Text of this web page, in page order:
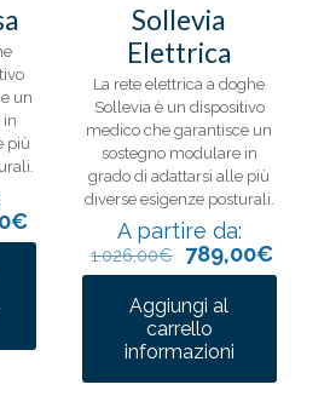
un
in
più
€
Sollevia
Elettrica
La rete elettrica a doghe
Sollevia è un dispositivo
medico che garantisce un
sostegno modulare in
grado di adattarsi alle più
diverse esigenze posturali.
A partire da:
1.026,00€ 789,00€
Aggiungi al
carrello
informazioni
prodotto
ha